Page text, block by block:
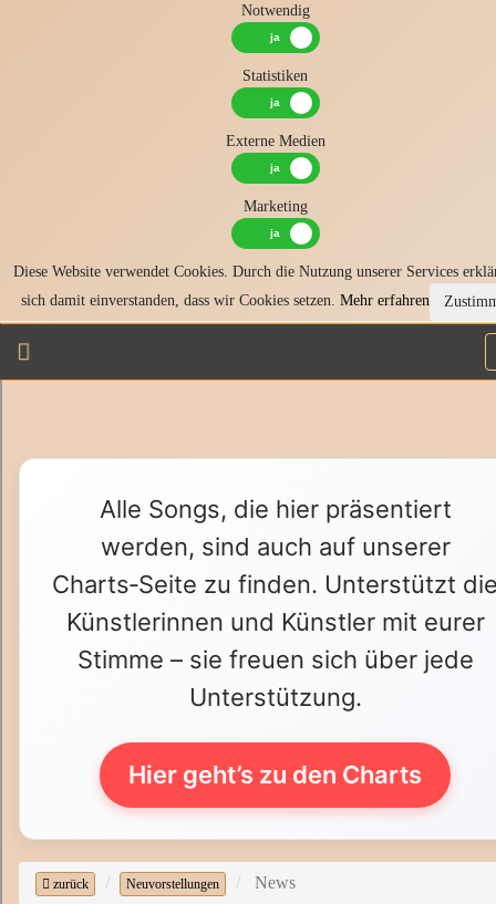
Notwendig
Statistiken
Externe Medien
Marketing
Diese Website verwendet Cookies. Durch die Nutzung unserer Services
sich damit einverstanden, dass wir Cookies setzen. Mehr erfahren
Alle Songs, die hier präsentiert
werden, sind auch auf unserer
Charts‑Seite zu finden. Unterstützt
Künstlerinnen und Künstler mit eurer
Stimme – sie freuen sich über jede
Unterstützung.
Hier geht’s zu den Charts
zurück Neuvorstellungen News